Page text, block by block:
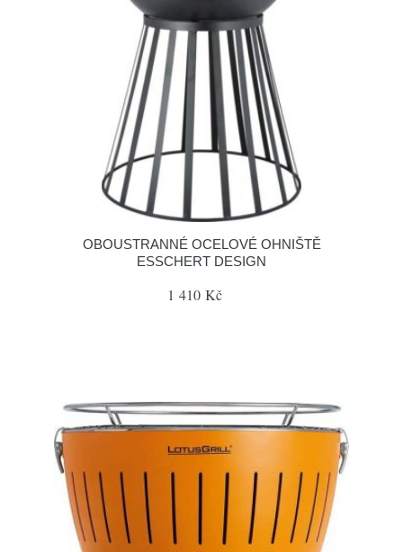
OBOUSTRANNÉ OCELOVÉ OHNIŠTĚ
ESSCHERT DESIGN
1 410 Kč